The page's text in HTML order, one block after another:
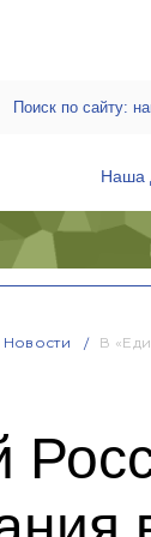
Наша
Новости В